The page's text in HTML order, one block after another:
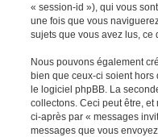
« session-id »), qui vous
une fois que vous
sujets que vous avez lus,
Nous pouvons également
bien que ceux-ci soient
le logiciel phpBB. La
collectons. Ceci peut être, et
ci-après par « messages
messages que vous